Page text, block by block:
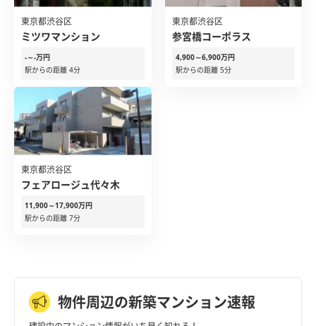
東京都渋谷区
ミツワマンション
-～-万円
駅からの距離 4分
東京都渋谷区
参宮橋コーポラス
4,900～6,900万円
駅からの距離 5分
東京都渋谷区
フェアロージュ代々木
11,900～17,900万円
駅からの距離 7分
物件周辺の新築マンション速報